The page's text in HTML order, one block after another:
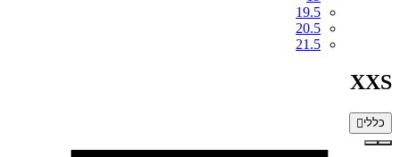
19.5
20.5
21.5
XXS
כללי